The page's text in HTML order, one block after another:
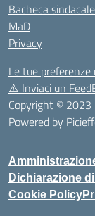
Bacheca sindacale
MaD
Privacy
Le tue
⚠️ Inviaci un
Copyright © 2023
Powered by
Dichiarazione
Cookie Policy